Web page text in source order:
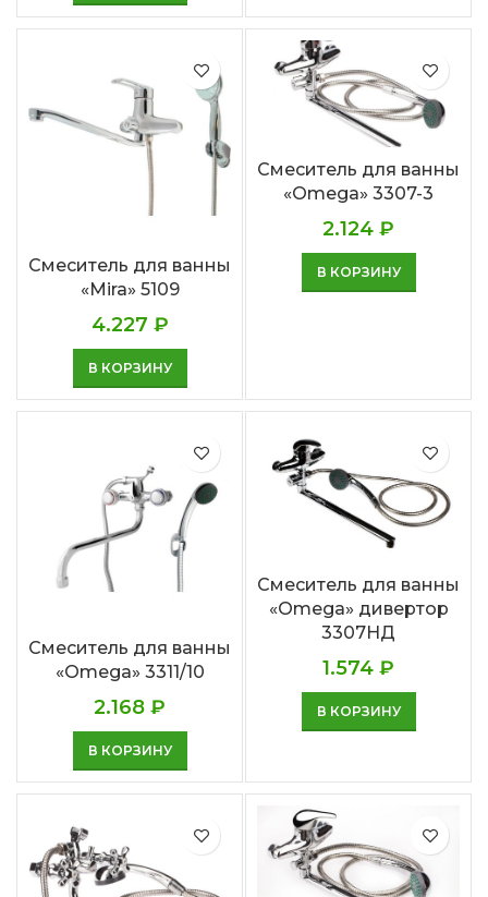
Смеситель для ванны
«Mira» 5109
4.227 ₽
В КОРЗИНУ
Смеситель для ванны
«Omega» 3307-3
2.124 ₽
В КОРЗИНУ
Смеситель для ванны
«Omega» 3311/10
2.168 ₽
В КОРЗИНУ
Смеситель для ванны
«Omega» дивертор
3307НД
1.574 ₽
В КОРЗИНУ